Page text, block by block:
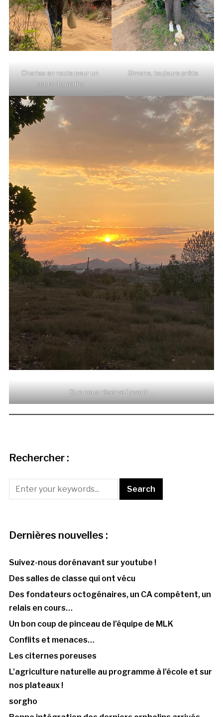
Charles en route pour un
cours de maths
Simone, toujours prête
Que nous réserve l’avenir…
Rechercher :
Dernières nouvelles :
Suivez-nous dorénavant sur youtube !
Des salles de classe qui ont vécu
Des fondateurs octogénaires, un CA compétent, un
relais en cours…
Un bon coup de pinceau de l’équipe de MLK
Conflits et menaces…
Les citernes poreuses
L’agriculture naturelle au programme à l’école et sur
nos plateaux !
sorgho